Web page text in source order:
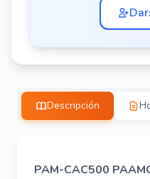
Descripción
PAM-CAC500